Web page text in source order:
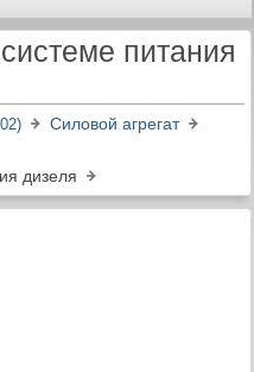
питания
Силовой агрегат
дизеля